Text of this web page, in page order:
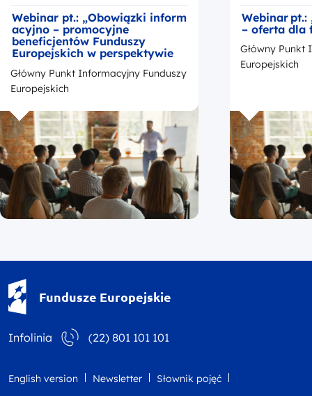
Webinar pt.: „Obowiązki inform
acyjno – promocyjne
beneficjentów Funduszy
Europejskich w perspektywie
Główny Punkt Informacyjny Funduszy
Europejskich
Webinar pt.:
– oferta dla
Główny Punkt
Europejskich
Fundusze Europejskie
Infolinia (22) 801 101 101
English version Newsletter
Słownik pojęć